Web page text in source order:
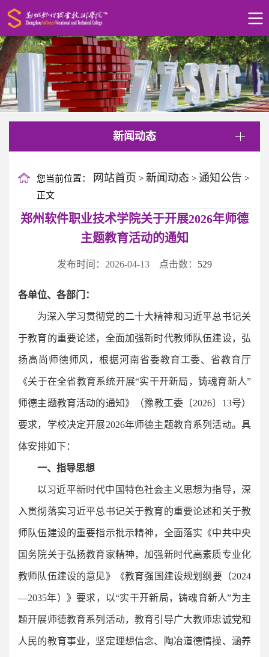
新闻动态
您当前位置： 网站首页 > 新闻动态 > 通知公告 >
正文
郑州软件职业技术学院关于开展2026年师德
主题教育活动的通知
发布时间：2026-04-13 点击数： 529
各单位、各部门：
为深入学习贯彻党的二十大精神和习近平总书记关
于教育的重要论述，全面加强新时代教师队伍建设，弘
扬高尚师德师风，根据河南省委教育工委、省教育厅
《关于在全省教育系统开展“实干开新局，铸魂育新人”
师德主题教育活动的通知》（豫教工委〔2026〕13号）
要求，学校决定开展2026年师德主题教育系列活动。具
体安排如下：
一、指导思想
以习近平新时代中国特色社会主义思想为指导，深
入贯彻落实习近平总书记关于教育的重要论述和关于教
师队伍建设的重要指示批示精神，全面落实《中共中央
国务院关于弘扬教育家精神，加强新时代高素质专业化
教师队伍建设的意见》《教育强国建设规划纲要（2024
—2035年）》要求，以“实干开新局，铸魂育新人”为主
题开展师德教育系列活动，教育引导广大教师忠诚党和
人民的教育事业，坚定理想信念、陶冶道德情操、涵养